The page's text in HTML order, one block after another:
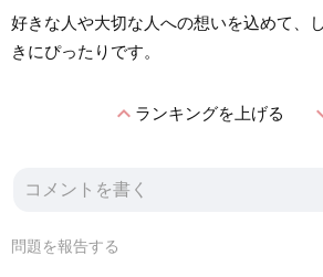
好きな人や大切な人への想いを込めて、
きにぴったりです。
expand_lessランキングを上げる
問題を報告する